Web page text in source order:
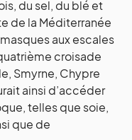
du sel, du blé et
de la Méditerranée
aux escales
croisade
Smyrne, Chypre
ainsi d’accéder
telles que soie,
que de